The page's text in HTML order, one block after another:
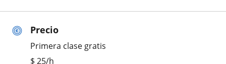
Precio
Primera clase gratis
$ 25/h